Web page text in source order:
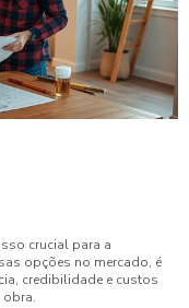
crucial para a
opções no mercado, é
credibilidade e custos